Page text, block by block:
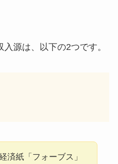
源は、以下の2つです。
済紙「フォーブス」